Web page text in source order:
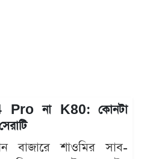
না K80: কোনটা
বাজারে শাওমির সাব-